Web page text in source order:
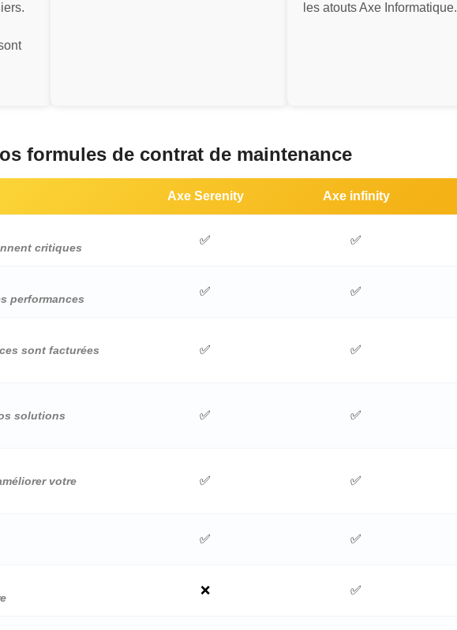
les atouts Axe Informatique.
formules de contrat de maintenance
Axe Serenity Axe infinity
critiques
✅ ✅
performances
✅ ✅
sont facturées
✅ ✅
solutions
✅ ✅
votre
✅ ✅
✅ ✅
❌ ✅